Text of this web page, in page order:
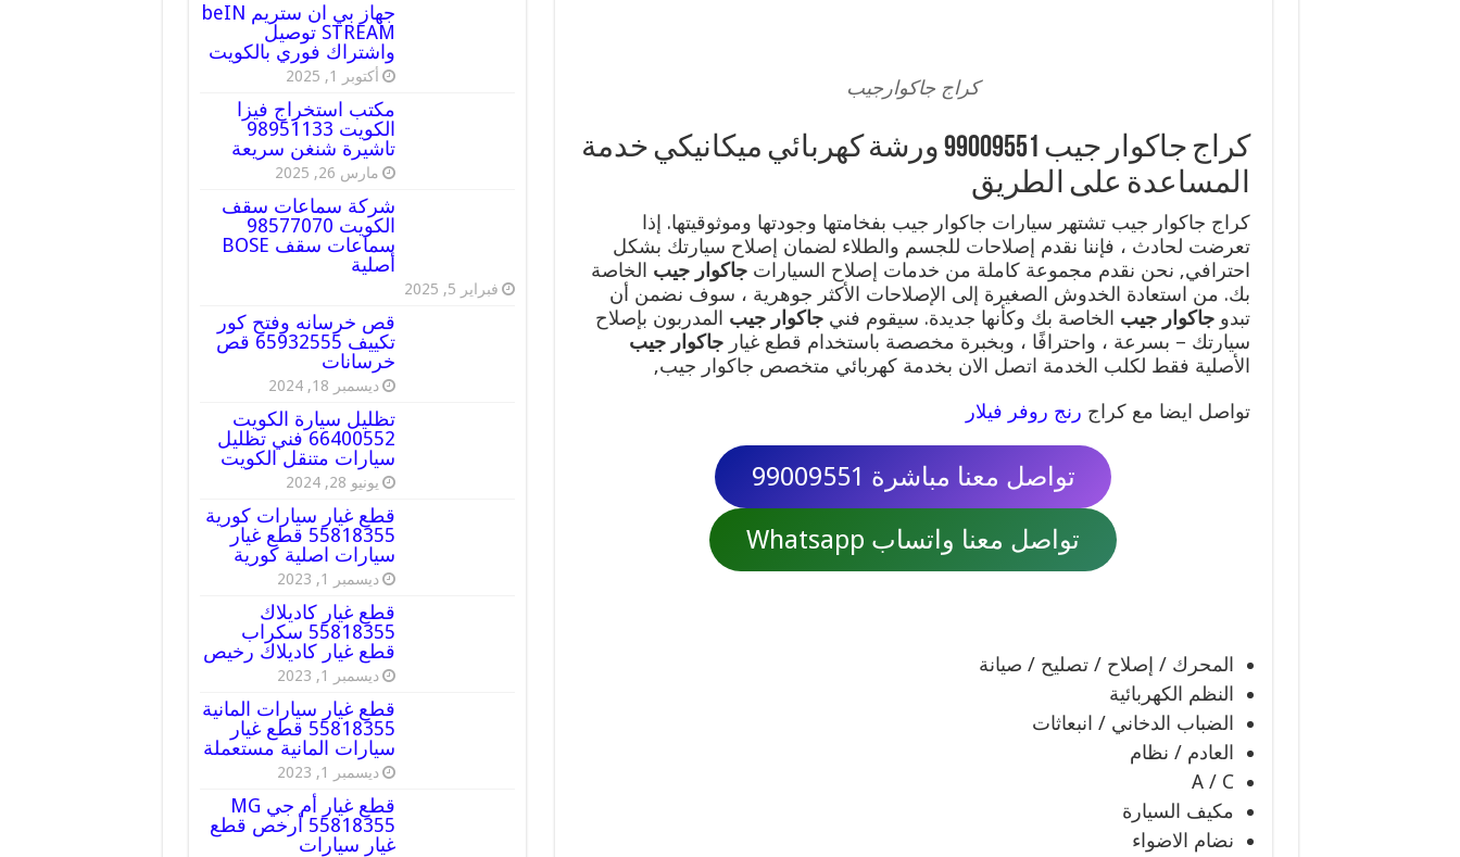
كراج جاكوارجيب
كراج جاكوار جيب 99009551 ورشة كهربائي ميكانيكي خدمة
المساعدة على الطريق
كراج جاكوار جيب تشتهر سيارات جاكوار جيب بفخامتها وجودتها وموثوقيتها. إذا
تعرضت لحادث ، فإننا نقدم إصلاحات للجسم والطلاء لضمان إصلاح سيارتك بشكل
احترافي, نحن نقدم مجموعة كاملة من خدمات إصلاح السياراتجاكوار جيب الخاصة
بك. من استعادة الخدوش الصغيرة إلى الإصلاحات الأكثر جوهرية ، سوف نضمن أن
تبدوجاكوار جيب الخاصة بك وكأنها جديدة. سيقوم فنيجاكوار جيب المدربون بإصلاح
سيارتك – بسرعة ، واحترافًا ، وبخبرة مخصصة باستخدام قطع غيارجاكوار جيب
الأصلية فقط لكلب الخدمة اتصل الان بخدمة كهربائي متخصص جاكوار جيب,
تواصل ايضا مع كراج رنج روفر فيلار
تواصل معنا مباشرة 99009551
تواصل معنا واتساب Whatsapp
المحرك / إصلاح / تصليح / صيانة
النظم الكهربائية
الضباب الدخاني / انبعاثات
العادم / نظام
A / C
مكيف السيارة
نضام الاضواء
جهاز بي ان ستريم beIN
STREAM توصيل
واشتراك فوري بالكويت
أكتوبر 1, 2025
مكتب استخراج فيزا
الكويت 98951133
تاشيرة شنغن سريعة
مارس 26, 2025
شركة سماعات سقف
الكويت 98577070
سماعات سقف BOSE
أصلية
فبراير 5, 2025
قص خرسانه وفتح كور
تكييف 65932555 قص
خرسانات
ديسمبر 18, 2024
تظليل سيارة الكويت
66400552 فني تظليل
سيارات متنقل الكويت
يونيو 28, 2024
قطع غيار سيارات كورية
55818355 قطع غيار
سيارات اصلية كورية
ديسمبر 1, 2023
قطع غيار كاديلاك
55818355 سكراب
قطع غيار كاديلاك رخيص
ديسمبر 1, 2023
قطع غيار سيارات المانية
55818355 قطع غيار
سيارات المانية مستعملة
ديسمبر 1, 2023
قطع غيار أم جي MG
55818355 أرخص قطع
غيار سيارات